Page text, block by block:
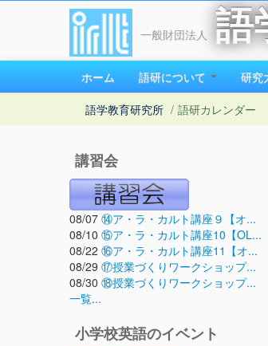
一般財団法人 語
ホーム 語研について 研究
語学教育研究所 / 語研カレンダー
講習会
08/07 ⑭ア・ラ・カルト講座９【オ...
08/10 ⑮ア・ラ・カルト講座10【OL...
08/22 ⑯ア・ラ・カルト講座11【オ...
08/29 ⑰授業づくりワークショップ...
08/30 ⑱授業づくりワークショップ...
一覧...
小学校英語のイベント